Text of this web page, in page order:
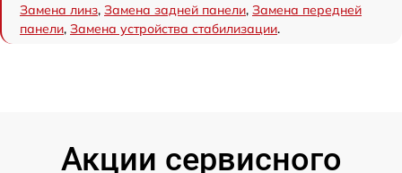
Замена линз, Замена задней панели, Замена передней
панели, Замена устройства стабилизации.
Акции сервисного